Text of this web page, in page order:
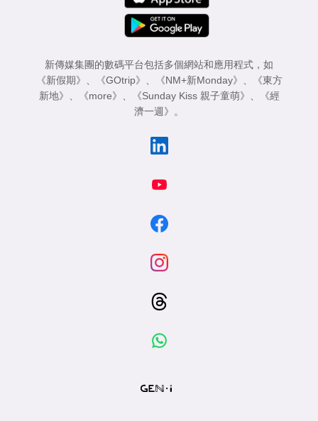
新傳媒集團的數碼平台包括多個網站和應用程式，如
《新假期》
《GOtrip》 《NM+新Monday》
《東方
新地》
《more》 《Sunday Kiss 親子童萌》
《經
濟一週》
。